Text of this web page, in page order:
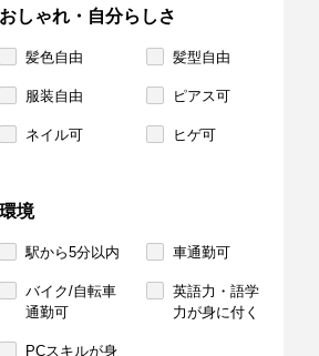
おしゃれ・自分らしさ
髪色自由 髪型自由
服装自由 ピアス可
ネイル可 ヒゲ可
環境
駅から5分以内 車通勤可
バイク/自転車
通勤可
英語力・語学
力が身に付く
PCスキルが身